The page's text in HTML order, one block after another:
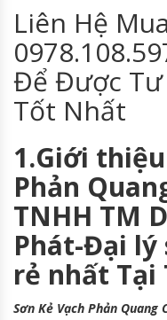
Liên Hệ
Để Được Tư
Tốt Nhất
1.Giới
Phản
TNHH TM
Phát-Đại lý
rẻ nhất Tại
Sơn Kẻ Vạch Phản Quang